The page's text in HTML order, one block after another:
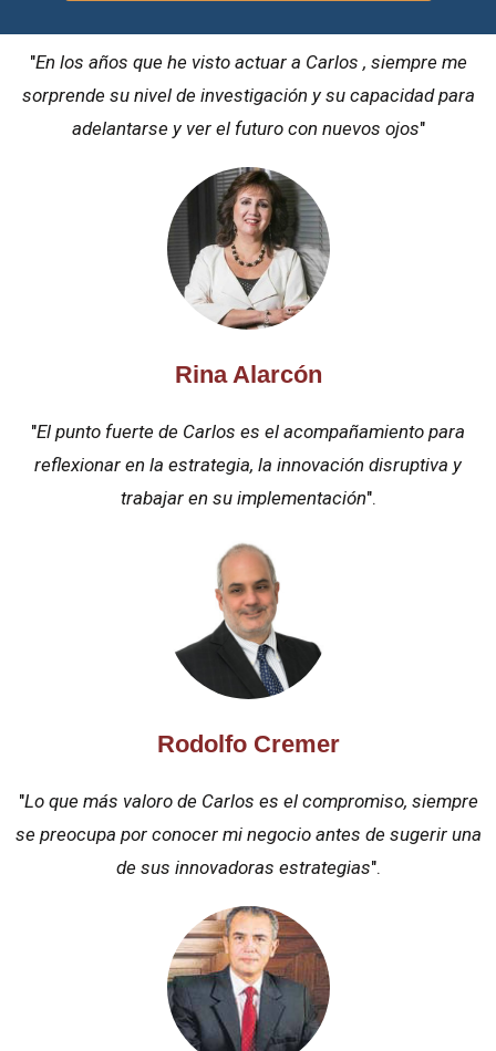
"En los años que he visto actuar a Carlos , siempre me
sorprende su nivel de investigación y su capacidad para
adelantarse y ver el futuro con nuevos ojos"
Rina Alarcón
"El punto fuerte de Carlos es el acompañamiento para
reflexionar en la estrategia, la innovación disruptiva y
trabajar en su implementación".
Rodolfo Cremer
"Lo que más valoro de Carlos es el compromiso, siempre
se preocupa por conocer mi negocio antes de sugerir una
de sus innovadoras estrategias".